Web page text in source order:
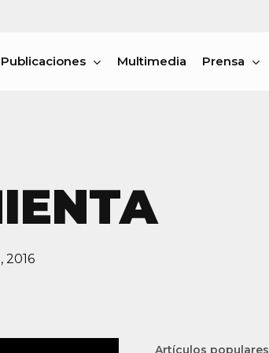
Publicaciones Multimedia Prensa
2016
Artículos populares